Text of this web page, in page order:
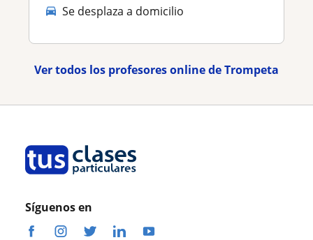
Se desplaza a domicilio
Ver todos los profesores online de Trompeta
Síguenos en